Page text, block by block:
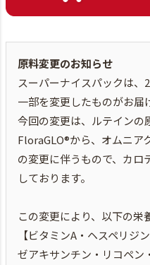
原料変更のお知らせ
スーパーナイスパックは、
一部を変更したものがお届
今回の変更は、ルテインの
FloraGLO®から、オムニア
の変更に伴うもので、カロ
しております。
この変更により、以下の栄
【ビタミンA・ヘスペリジ
ゼアキサンチン・リコペン